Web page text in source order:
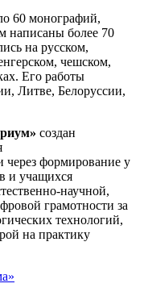
60 монографий,
написаны более 70
на русском,
чешском,
Его работы
Литве, Белоруссии,
создан
формирование у
и учащихся
научной,
грамотности за
технологий,
на практику